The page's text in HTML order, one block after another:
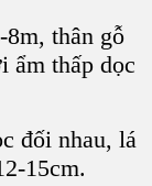
8m, thân gỗ
ẩm thấp dọc
đối nhau, lá
15cm.